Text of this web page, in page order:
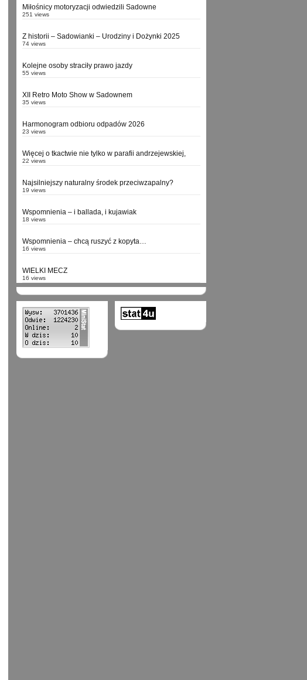
Miłośnicy motoryzacji odwiedzili Sadowne
251 views
Z historii – Sadowianki – Urodziny i Dożynki 2025
74 views
Kolejne osoby straciły prawo jazdy
55 views
XII Retro Moto Show w Sadownem
35 views
Harmonogram odbioru odpadów 2026
23 views
Więcej o tkactwie nie tylko w parafii andrzejewskiej,
22 views
Najsilniejszy naturalny środek przeciwzapalny?
19 views
Wspomnienia – i ballada, i kujawiak
18 views
Wspomnienia – chcą ruszyć z kopyta…
16 views
WIELKI MECZ
16 views